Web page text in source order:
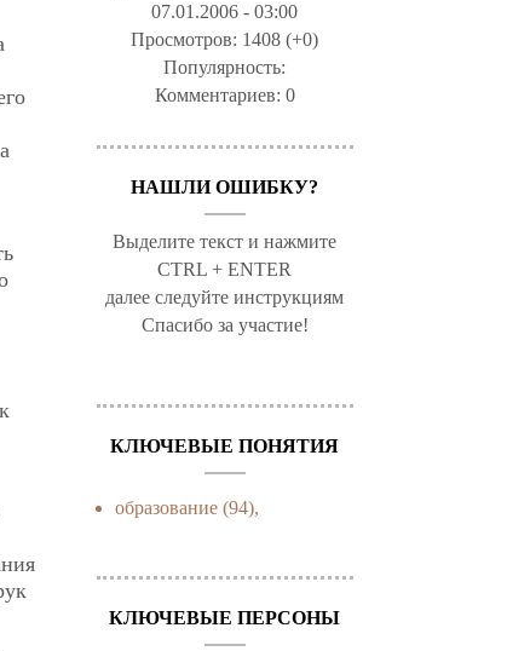
07.01.2006 - 03:00
Просмотров: 1408 (+0)
Популярность:
Комментариев: 0
НАШЛИ ОШИБКУ?
Выделите текст и нажмите
CTRL + ENTER
далее следуйте инструкциям
Спасибо за участие!
КЛЮЧЕВЫЕ ПОНЯТИЯ
образование (94),
КЛЮЧЕВЫЕ ПЕРСОНЫ